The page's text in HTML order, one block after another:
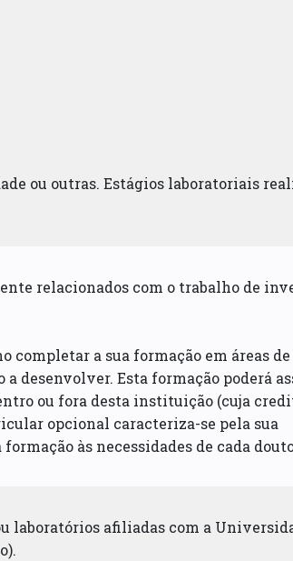
ou outras. Estágios laboratoriais
relacionados com o trabalho de
completar a sua formação em áreas de
desenvolver. Esta formação poderá
ou fora desta instituição (cuja
opcional caracteriza-se pela sua
às necessidades de cada
laboratórios afiliadas com a